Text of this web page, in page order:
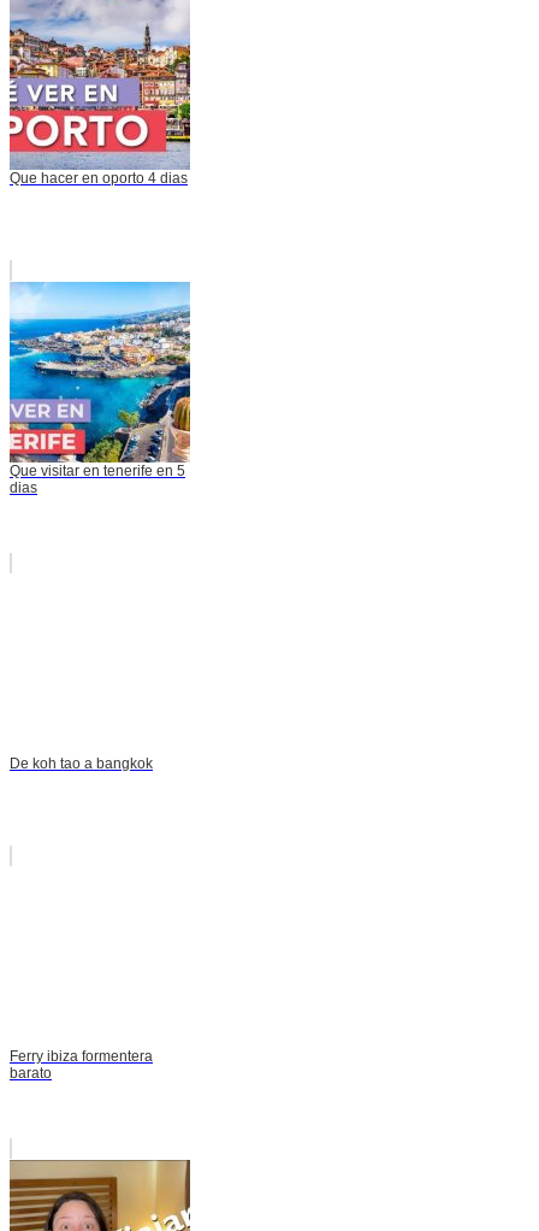
Que hacer en oporto 4 dias
Que visitar en tenerife en 5
dias
De koh tao a bangkok
Ferry ibiza formentera
barato